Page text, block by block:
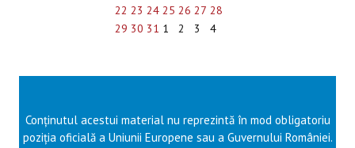
22 23 24 25 26 27 28
29 30 31 1 2 3 4
Conținutul acestui material nu reprezintă în mod obligatoriu
poziția oficială a Uniunii Europene sau a Guvernului României.